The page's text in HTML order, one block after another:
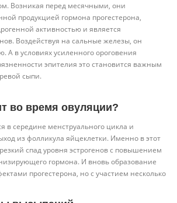
Возникая перед месячными, они
продукцией гормона прогестерона,
активностью и является
Воздействуя на сальные железы, он
А в условиях усиленного ороговения
эпителия это становится важным
сыпи.
во время овуляции?
в середине менструального цикла и
из фолликула яйцеклетки. Именно в этот
спад уровня эстрогенов с повышением
гормона. И вновь образование
прогестерона, но с участием несколько